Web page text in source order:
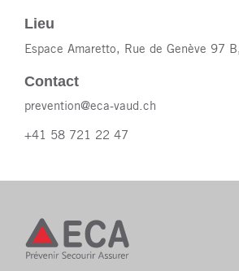
Lieu
Espace Amaretto, Rue de Genève 97
Contact
prevention@eca-vaud.ch
+41 58 721 22 47